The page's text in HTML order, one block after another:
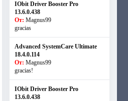
IObit Driver Booster Pro
13.6.0.438
От: Magnus99
gracias
Advanced SystemCare Ultimate
18.4.0.114
От: Magnus99
gracias!
IObit Driver Booster Pro
13.6.0.438